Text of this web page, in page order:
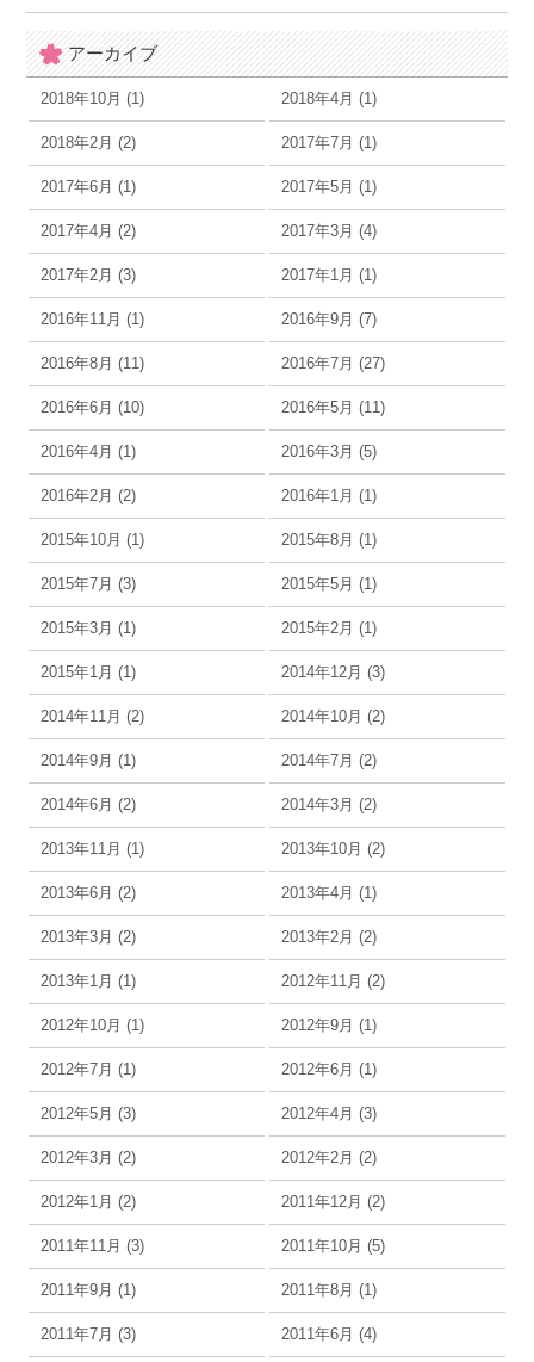
アーカイブ
2018年10月 (1) 2018年4月 (1)
2018年2月 (2) 2017年7月 (1)
2017年6月 (1) 2017年5月 (1)
2017年4月 (2) 2017年3月 (4)
2017年2月 (3) 2017年1月 (1)
2016年11月 (1) 2016年9月 (7)
2016年8月 (11) 2016年7月 (27)
2016年6月 (10) 2016年5月 (11)
2016年4月 (1) 2016年3月 (5)
2016年2月 (2) 2016年1月 (1)
2015年10月 (1) 2015年8月 (1)
2015年7月 (3) 2015年5月 (1)
2015年3月 (1) 2015年2月 (1)
2015年1月 (1) 2014年12月 (3)
2014年11月 (2) 2014年10月 (2)
2014年9月 (1) 2014年7月 (2)
2014年6月 (2) 2014年3月 (2)
2013年11月 (1) 2013年10月 (2)
2013年6月 (2) 2013年4月 (1)
2013年3月 (2) 2013年2月 (2)
2013年1月 (1) 2012年11月 (2)
2012年10月 (1) 2012年9月 (1)
2012年7月 (1) 2012年6月 (1)
2012年5月 (3) 2012年4月 (3)
2012年3月 (2) 2012年2月 (2)
2012年1月 (2) 2011年12月 (2)
2011年11月 (3) 2011年10月 (5)
2011年9月 (1) 2011年8月 (1)
2011年7月 (3) 2011年6月 (4)